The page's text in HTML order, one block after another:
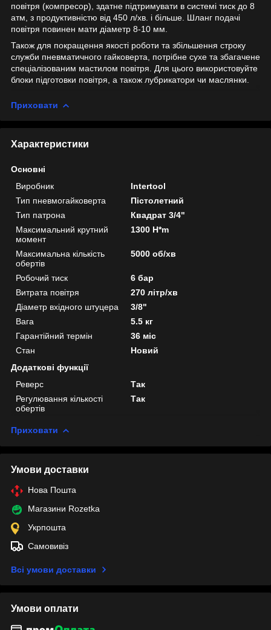
повітря (компресор), здатне підтримувати в системі тиск до 8
атм, з продуктивністю від 450 л/хв. і більше. Шланг подачі
повітря повинен мати діаметр 8-10 мм.
Також для покращення якості роботи та збільшення строку
служби пневматичного гайковерта, потрібне сухе та збагачене
спеціалізованим мастилом повітря. Для цього використовуйте
блоки підготовки повітря, а також лубрикатори чи маслянки.
Приховати
Характеристики
Основні
Виробник
Intertool
Тип пневмогайковерта
Пістолетний
Тип патрона
Квадрат 3/4"
Максимальний крутний
момент
1300 H*m
Максимальна кількість
обертів
5000 об/хв
Робочий тиск
6 бар
Витрата повітря
270 літр/хв
Діаметр вхідного штуцера
3/8"
Вага
5.5 кг
Гарантійний термін
36 міс
Стан
Новий
Додаткові функції
Реверс
Так
Регулювання кількості
обертів
Так
Приховати
Умови доставки
Нова Пошта
Магазини Rozetka
Укрпошта
Самовивіз
Всі умови доставки
Умови оплати